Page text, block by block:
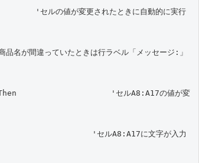
'セルの値が変更されたときに自動的に実行